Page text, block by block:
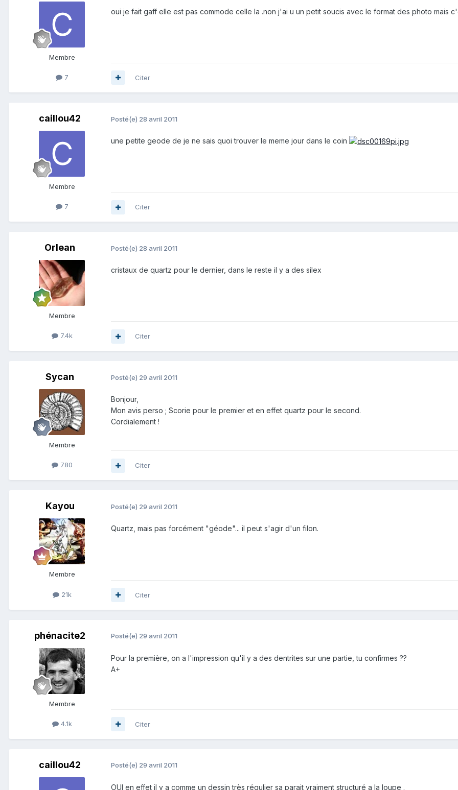
Membre
7
oui je fait gaff elle est pas commode celle la .non j'ai u un petit soucis avec le format des photo mais
Citer
caillou42
Membre
7
Posté(e) 28 avril 2011
une petite geode de je ne sais quoi trouver le meme jour dans le coin
Citer
Orlean
Membre
7.4k
Posté(e) 28 avril 2011
cristaux de quartz pour le dernier, dans le reste il y a des silex
Citer
Sycan
Membre
780
Posté(e) 29 avril 2011
Bonjour,
Mon avis perso ; Scorie pour le premier et en effet quartz pour le second.
Cordialement !
Citer
Kayou
Membre
21k
Posté(e) 29 avril 2011
Quartz, mais pas forcément "géode"... il peut s'agir d'un filon.
Citer
phénacite2
Membre
4.1k
Posté(e) 29 avril 2011
Pour la première, on a l'impression qu'il y a des dentrites sur une partie, tu confirmes ??
A+
Citer
caillou42 Posté(e) 29 avril 2011
OUI en effet il y a comme un dessin très régulier sa parait vraiment structuré a la loupe .